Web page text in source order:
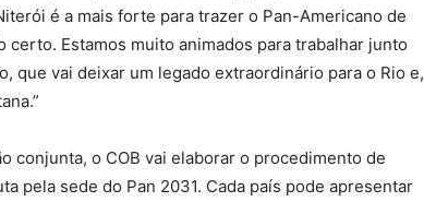
é a mais forte para trazer o Pan-Americano de
Estamos muito animados para trabalhar junto
que vai deixar um legado extraordinário para o Rio e,
conjunta, o COB vai elaborar o procedimento de
pela sede do Pan 2031. Cada país pode apresentar